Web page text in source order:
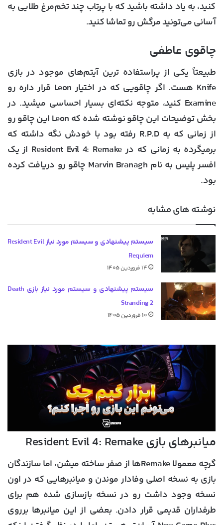
کنید، به یاد داشته باشید که با پرتاب چند تخم‌مرغ طلایی به
آسانی می‌تونید مرگش رو تماشا کنید.
چاقوی عاطفی
طبیعتاً یکی از پراستفاده ترین آیتم‌های موجود در بازی
Knife هست. اگر چاقویی که در اختیار Leon قرار داره رو
Examine کنید، متوجه نکته‌ای بسیار احساسی میشید. در
بخش توضیحات این چاقو نوشته شده که Leon این چاقو رو
از زمانی که به R.P.D رفته بود با خودش نگه داشته که
برمیگرده به زمانی که در Resident Evil 4: Remake از یک
افسر پلیس به نام Marvin Branagh چاقو رو دریافت کرده
بود.
نوشته های مشابه
سیستم پیشنهادی و سیستم مورد نیاز Resident Evil
Requiem
۱۴ فروردین ۱۴۰۵
سیستم پیشنهادی و سیستم مورد نیاز بازی Death
Stranding 2
۱۰ فروردین ۱۴۰۵
میانبرهای بازی Resident Evil 4: Remake
گرچه معمولا Remakeها از صفر ساخته میشن، اما سازندگان
بازی به نسخه اصلی وفادار موندن و میانبرهایی که در اون
نسخه وجود داشت رو در نسخه بازسازی شده هم برای
طرفداران قدیمی قرار دادن. بعضی از این میانبرها برروی